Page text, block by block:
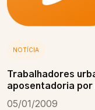
NOTÍCIA
Trabalhadores
aposentadoria por
05/01/2009